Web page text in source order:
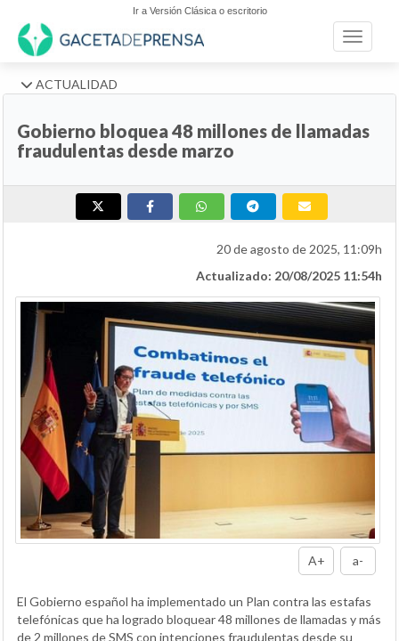
Ir a Versión Clásica o escritorio
Toggle
ACTUALIDAD
Gobierno bloquea 48 millones de llamadas
fraudulentas desde marzo
20 de agosto de 2025, 11:09h
Actualizado: 20/08/2025 11:54h
A+ a-
El Gobierno español ha implementado un Plan contra las estafas
telefónicas que ha logrado bloquear 48 millones de llamadas y más
de 2 millones de SMS con intenciones fraudulentas desde su